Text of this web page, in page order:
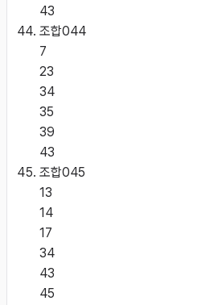
43
조합044
7
23
34
35
39
43
조합045
13
14
17
34
43
45